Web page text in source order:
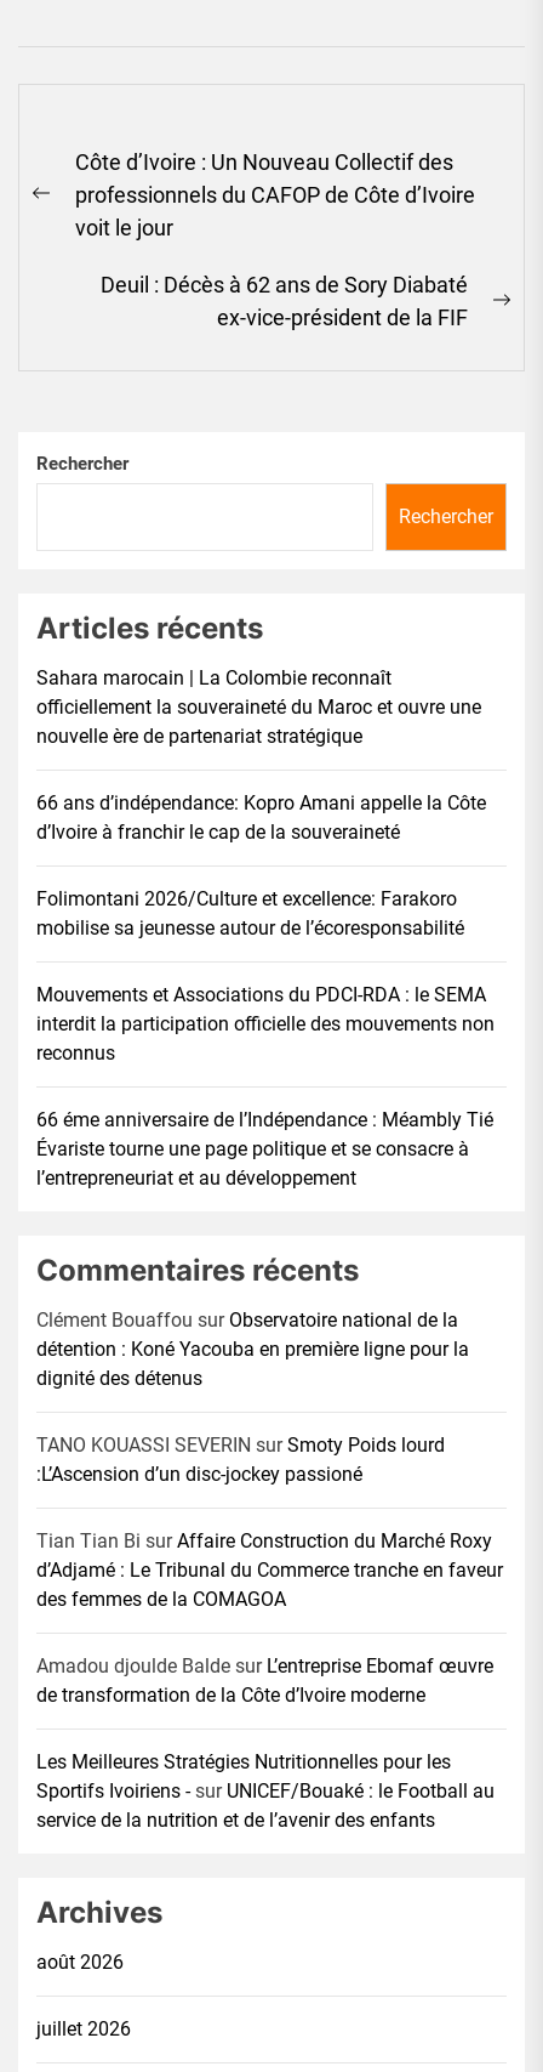
de
l’article
Previous
Côte d’Ivoire : Un Nouveau Collectif des
professionnels du CAFOP de Côte d’Ivoire
voit le jour
Deuil : Décès à 62 ans de Sory Diabaté
ex-vice-président de la FIF
Rechercher
Rechercher
Articles récents
Sahara marocain | La Colombie reconnaît
officiellement la souveraineté du Maroc et ouvre une
nouvelle ère de partenariat stratégique
66 ans d’indépendance: Kopro Amani appelle la Côte
d’Ivoire à franchir le cap de la souveraineté
Folimontani 2026/Culture et excellence: Farakoro
mobilise sa jeunesse autour de l’écoresponsabilité
Mouvements et Associations du PDCI-RDA : le SEMA
interdit la participation officielle des mouvements non
reconnus
66 éme anniversaire de l’Indépendance : Méambly Tié
Évariste tourne une page politique et se consacre à
l’entrepreneuriat et au développement
Commentaires récents
Clément Bouaffou sur Observatoire national de la
détention : Koné Yacouba en première ligne pour la
dignité des détenus
TANO KOUASSI SEVERIN surSmoty Poids lourd
:L’Ascension d’un disc-jockey passioné
Tian Tian Bi surAffaire Construction du Marché Roxy
d’Adjamé : Le Tribunal du Commerce tranche en faveur
des femmes de la COMAGOA
Amadou djoulde Balde sur L’entreprise Ebomaf œuvre
de transformation de la Côte d’Ivoire moderne
Les Meilleures Stratégies Nutritionnelles pour les
Sportifs Ivoiriens -sur UNICEF/Bouaké : le Football au
service de la nutrition et de l’avenir des enfants
Archives
août 2026
juillet 2026